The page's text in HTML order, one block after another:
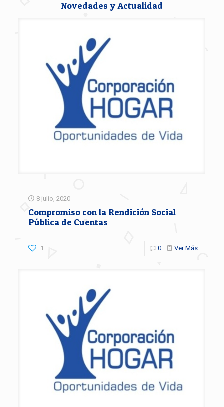
Novedades y Actualidad
8 julio, 2020
Compromiso con la Rendición Social
Pública de Cuentas
1 0 Ver Más